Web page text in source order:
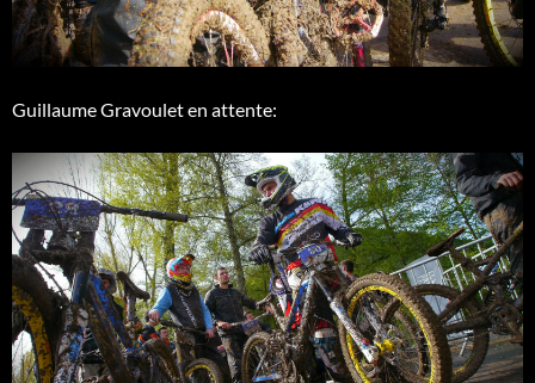
Guillaume Gravoulet en attente: